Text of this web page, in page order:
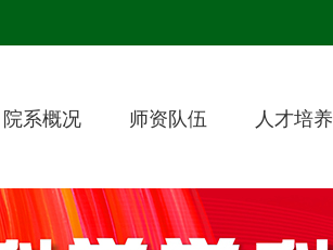
院系概况 师资队伍 人才培养